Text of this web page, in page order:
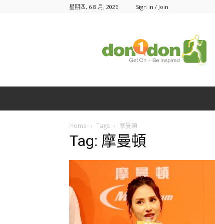
星期四, 6 8 月, 2026 Sign in / Join
Home Tags 摩曼頓
Tag: 摩曼頓